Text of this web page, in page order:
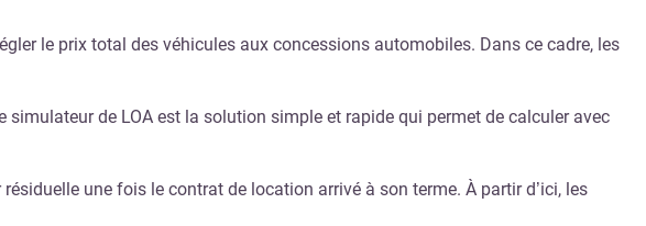
le prix total des véhicules aux concessions automobiles. Dans ce cadre, les
de LOA est la solution simple et rapide qui permet de calculer avec
une fois le contrat de location arrivé à son terme. À partir d’ici, les